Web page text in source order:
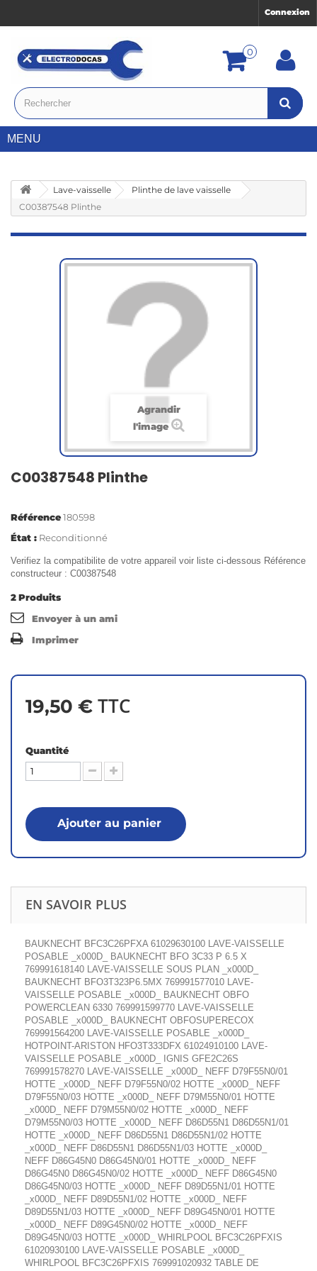
Connexion
0
MENU
Lave-vaisselle
Plinthe de lave vaisselle
C00387548 Plinthe
Agrandir
l'image
C00387548 Plinthe
Référence180598
État : Reconditionné
Verifiez la compatibilite de votre appareil voir liste ci-dessous Référence
constructeur : C00387548
2Produits
Envoyer à un ami
Imprimer
19,50 € TTC
Quantité
Ajouter au panier
EN SAVOIR PLUS
BAUKNECHT BFC3C26PFXA 61029630100 LAVE-VAISSELLE
POSABLE _x000D_ BAUKNECHT BFO 3C33 P 6.5 X
769991618140 LAVE-VAISSELLE SOUS PLAN _x000D_
BAUKNECHT BFO3T323P6.5MX 769991577010 LAVE-
VAISSELLE POSABLE _x000D_ BAUKNECHT OBFO
POWERCLEAN 6330 769991599770 LAVE-VAISSELLE
POSABLE _x000D_ BAUKNECHT OBFOSUPERECOX
769991564200 LAVE-VAISSELLE POSABLE _x000D_
HOTPOINT-ARISTON HFO3T333DFX 61024910100 LAVE-
VAISSELLE POSABLE _x000D_ IGNIS GFE2C26S
769991578270 LAVE-VAISSELLE _x000D_ NEFF D79F55N0/01
HOTTE _x000D_ NEFF D79F55N0/02 HOTTE _x000D_ NEFF
D79F55N0/03 HOTTE _x000D_ NEFF D79M55N0/01 HOTTE
_x000D_ NEFF D79M55N0/02 HOTTE _x000D_ NEFF
D79M55N0/03 HOTTE _x000D_ NEFF D86D55N1 D86D55N1/01
HOTTE _x000D_ NEFF D86D55N1 D86D55N1/02 HOTTE
_x000D_ NEFF D86D55N1 D86D55N1/03 HOTTE _x000D_
NEFF D86G45N0 D86G45N0/01 HOTTE _x000D_ NEFF
D86G45N0 D86G45N0/02 HOTTE _x000D_ NEFF D86G45N0
D86G45N0/03 HOTTE _x000D_ NEFF D89D55N1/01 HOTTE
_x000D_ NEFF D89D55N1/02 HOTTE _x000D_ NEFF
D89D55N1/03 HOTTE _x000D_ NEFF D89G45N0/01 HOTTE
_x000D_ NEFF D89G45N0/02 HOTTE _x000D_ NEFF
D89G45N0/03 HOTTE _x000D_ WHIRLPOOL BFC3C26PFXIS
61020930100 LAVE-VAISSELLE POSABLE _x000D_
WHIRLPOOL BFC3C26PFXIS 769991020932 TABLE DE